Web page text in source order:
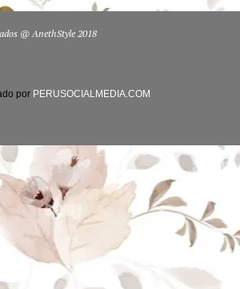
@ AnethStyle 2018
por PERUSOCIALMEDIA.COM